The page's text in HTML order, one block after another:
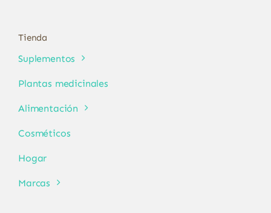
Tienda
Suplementos
Plantas medicinales
Alimentación
Cosméticos
Hogar
Marcas